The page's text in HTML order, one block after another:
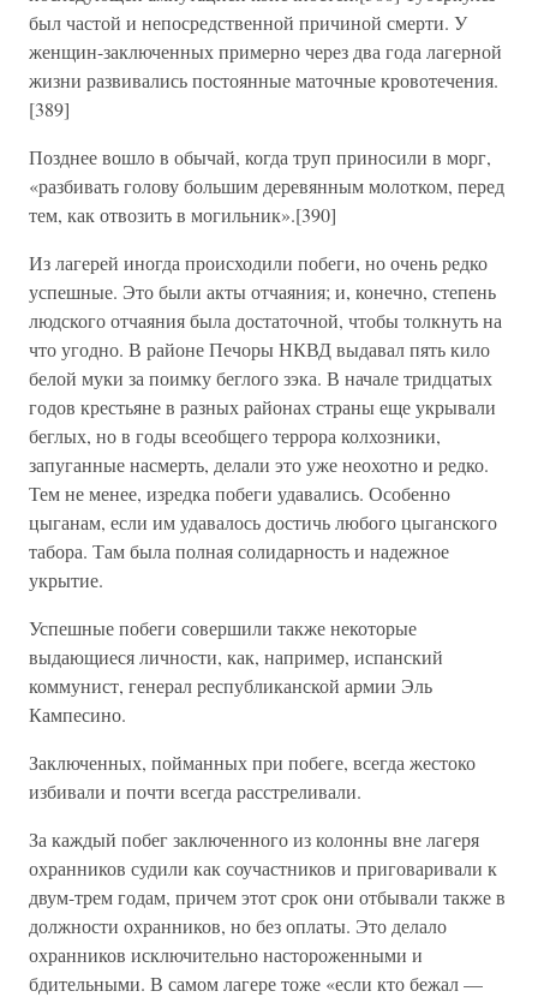
был частой и непосредственной причиной смерти. У
женщин-заключенных примерно через два года лагерной
жизни развивались постоянные маточные кровотечения.
[389]
Позднее вошло в обычай, когда труп приносили в морг,
«разбивать голову большим деревянным молотком, перед
тем, как отвозить в могильник».[390]
Из лагерей иногда происходили побеги, но очень редко
успешные. Это были акты отчаяния; и, конечно, степень
людского отчаяния была достаточной, чтобы толкнуть на
что угодно. В районе Печоры НКВД выдавал пять кило
белой муки за поимку беглого зэка. В начале тридцатых
годов крестьяне в разных районах страны еще укрывали
беглых, но в годы всеобщего террора колхозники,
запуганные насмерть, делали это уже неохотно и редко.
Тем не менее, изредка побеги удавались. Особенно
цыганам, если им удавалось достичь любого цыганского
табора. Там была полная солидарность и надежное
укрытие.
Успешные побеги совершили также некоторые
выдающиеся личности, как, например, испанский
коммунист, генерал республиканской армии Эль
Кампесино.
Заключенных, пойманных при побеге, всегда жестоко
избивали и почти всегда расстреливали.
За каждый побег заключенного из колонны вне лагеря
охранников судили как соучастников и приговаривали к
двум-трем годам, причем этот срок они отбывали также в
должности охранников, но без оплаты. Это делало
охранников исключительно настороженными и
бдительными. В самом лагере тоже «если кто бежал —